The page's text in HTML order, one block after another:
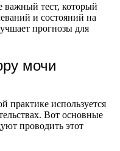
тест, который
и состояний на
прогнозы для
мочи
практике используется
Вот основные
проводить этот